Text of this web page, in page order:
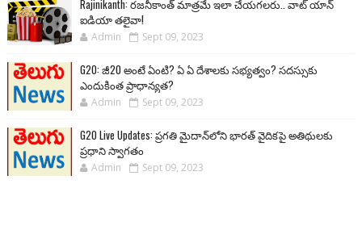
Rajinikanth: రజనీకాంత్ మాత్రమే ఇలా చేయగలరు.. వాట్ యాన్
ఐడియా తలైవా!
Admin Sept 09, 2023
G20: జీ20 అంటే ఏంటి? ఏ ఏ దేశాలకు సభ్యత్వం? సదస్సుకు
ఎందుకింత ప్రాధాన్యత?
Admin Sept 09, 2023
G20 Live Updates: ప్రగతి మైదాన్‌లోని భారత్ వైదికపై అతిథులకు
ప్రధాని స్వాగతం
Admin Sept 09, 2023